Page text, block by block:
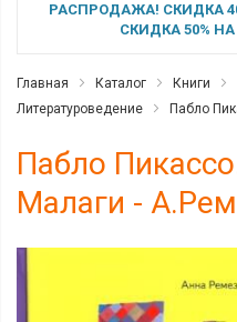
РАСПРОДАЖА! СКИДКА
СКИДКА 50%
Главная Каталог Книги
Литературоведение
Пабло
Пабло
Малаги -